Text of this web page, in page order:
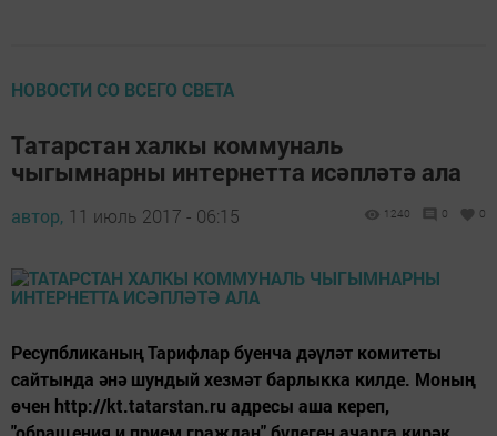
НОВОСТИ СО ВСЕГО СВЕТА
Татарстан халкы коммуналь
чыгымнарны интернетта исәпләтә ала
автор, 11 июль 2017 - 06:15 1240 0 0
Ресупбликаның Тарифлар буенча дәүләт комитеты
сайтында әнә шундый хезмәт барлыкка килде. Моның
өчен http://kt.tatarstan.ru адресы аша кереп,